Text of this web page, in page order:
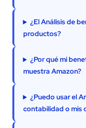
¿El Análisis de
productos?
¿Por qué mi
muestra Amazon?
¿Puedo usar el
contabilidad o mis